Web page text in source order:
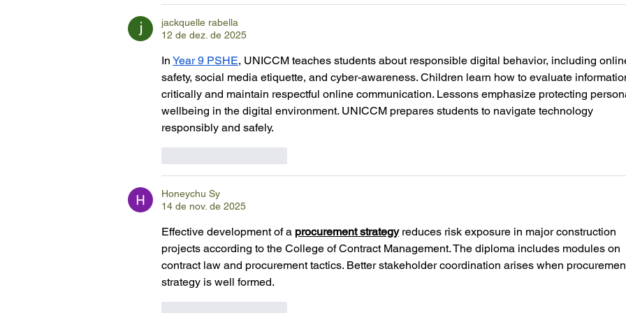
jackquelle rabella
12 de dez. de 2025
In Year 9 PSHE, UNICCM teaches students about responsible digital behavior, including
safety, social media etiquette, and cyber-awareness. Children learn how to evaluate
critically and maintain respectful online communication. Lessons emphasize protecting
wellbeing in the digital environment. UNICCM prepares students to navigate technology
responsibly and safely.
Honeychu Sy
14 de nov. de 2025
Effective development of a procurement strategy reduces risk exposure in major construction
projects according to the College of Contract Management. The diploma includes modules on
contract law and procurement tactics. Better stakeholder coordination arises when
strategy is well formed.